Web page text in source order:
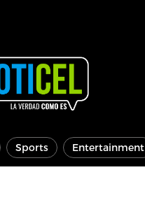
Sports Entertainment